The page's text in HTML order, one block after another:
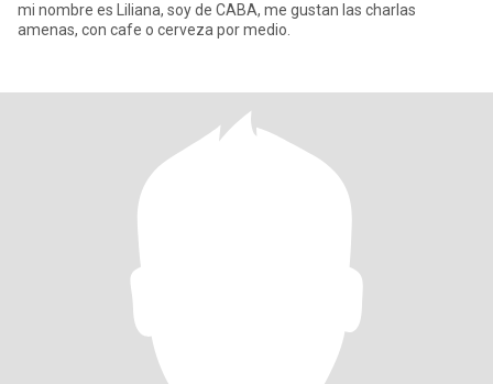
mi nombre es Liliana, soy de CABA, me gustan las charlas
amenas, con cafe o cerveza por medio.